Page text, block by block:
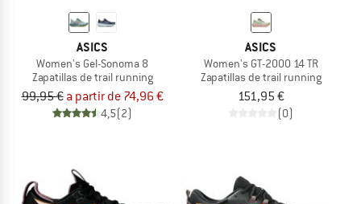
ASICS
Women's Gel-Sonoma 8
Zapatillas de trail running
99,95 € a partir de 74,96 €
4,5(2)
ASICS
Women's GT-2000 14 TR
Zapatillas de trail running
151,95 €
(0)